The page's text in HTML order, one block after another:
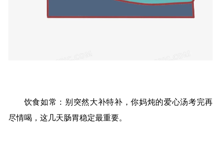
饮食如常：别突然大补特补，你妈炖的爱心汤考完再
尽情喝，这几天肠胃稳定最重要。